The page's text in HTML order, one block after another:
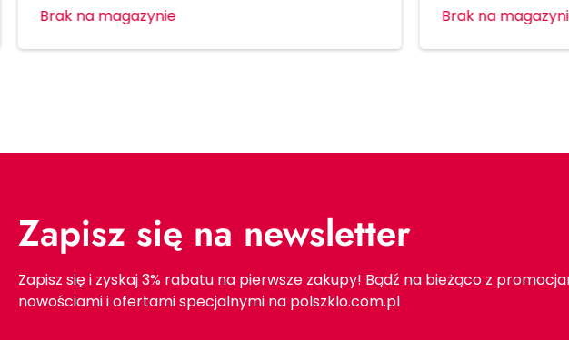
Brak na magazynie Brak na
Zapisz się na newsletter
Zapisz się i zyskaj 3% rabatu na pierwsze zakupy! Bądź na bieżąco z
nowościami i ofertami specjalnymi na polszklo.com.pl